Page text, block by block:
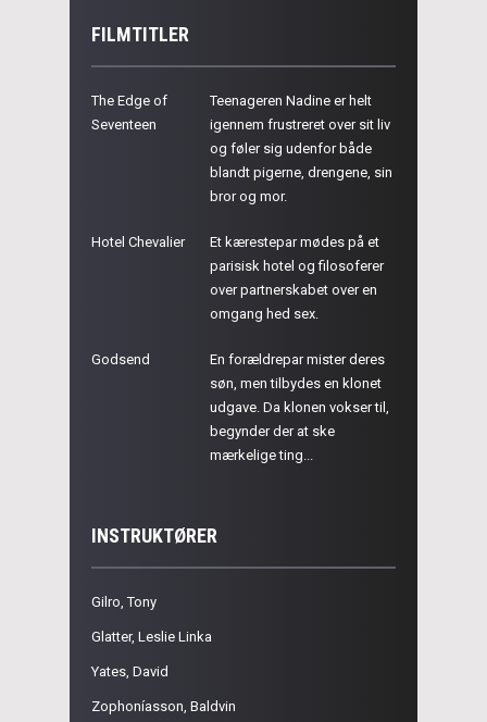
FILMTITLER
The Edge of
Seventeen
Teenageren Nadine er helt
igennem frustreret over sit liv
og føler sig udenfor både
blandt pigerne, drengene, sin
bror og mor.
Hotel Chevalier
Et kærestepar mødes på et
parisisk hotel og filosoferer
over partnerskabet over en
omgang hed sex.
Godsend
En forældrepar mister deres
søn, men tilbydes en klonet
udgave. Da klonen vokser til,
begynder der at ske
mærkelige ting...
INSTRUKTØRER
Gilro, Tony
Glatter, Leslie Linka
Yates, David
Zophoníasson, Baldvin